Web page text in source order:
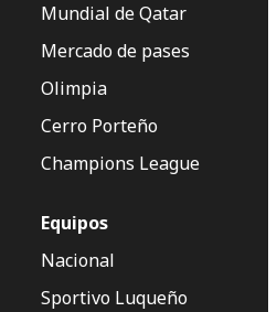
Mundial de Qatar
Mercado de pases
Olimpia
Cerro Porteño
Champions League
Equipos
Nacional
Sportivo Luqueño